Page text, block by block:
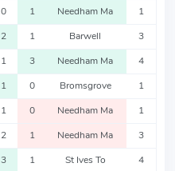
0 1 Needham Ma 1
2 1 Barwell 3
1 3 Needham Ma 4
1 0 Bromsgrove 1
1 0 Needham Ma 1
2 1 Needham Ma 3
3 1 St Ives To 4